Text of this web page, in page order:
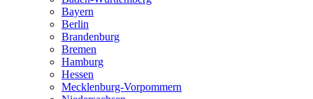
Bayern
Berlin
Brandenburg
Bremen
Hamburg
Hessen
Mecklenburg-Vorpommern